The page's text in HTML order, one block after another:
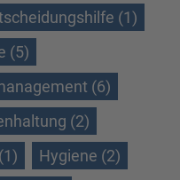
(1)
(5)
(6)
(2)
Hygiene (2)